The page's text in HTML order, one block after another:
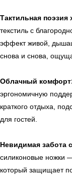
Тактильная поэзия
текстиль с
эффект живой,
снова и снова,
Облачный
эргономичную
краткого отдыха,
для гостей.
Невидимая забота
силиконовые ножки
который защищает